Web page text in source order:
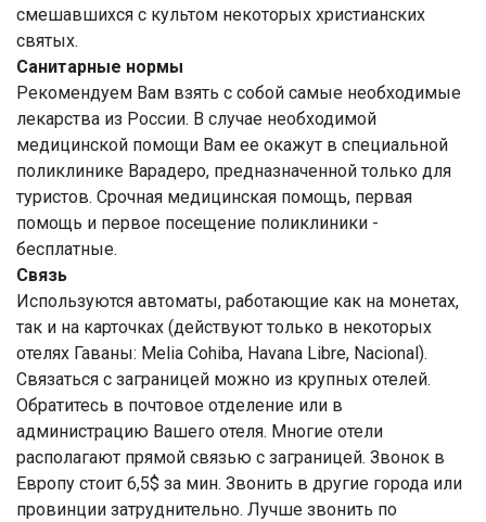
смешавшихся с культом некоторых христианских
святых.
Санитарные нормы
Рекомендуем Вам взять с собой самые необходимые
лекарства из России. В случае необходимой
медицинской помощи Вам ее окажут в специальной
поликлинике Варадеро, предназначенной только для
туристов. Срочная медицинская помощь, первая
помощь и первое посещение поликлиники -
бесплатные.
Связь
Используются автоматы, работающие как на монетах,
так и на карточках (действуют только в некоторых
отелях Гаваны: Melia Cohiba, Havana Libre, Nacional).
Связаться с заграницей можно из крупных отелей.
Обратитесь в почтовое отделение или в
администрацию Вашего отеля. Многие отели
располагают прямой связью с заграницей. Звонок в
Европу стоит 6,5$ за мин. Звонить в другие города или
провинции затруднительно. Лучше звонить по